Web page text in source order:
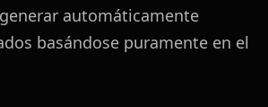
automáticamente
basándose puramente en el